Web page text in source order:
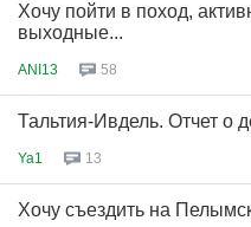
Хочу пойти в поход,
выходные...
ANI13 58
Тальтия-Ивдель. Отчет о
Ya1 13
Хочу съездить на